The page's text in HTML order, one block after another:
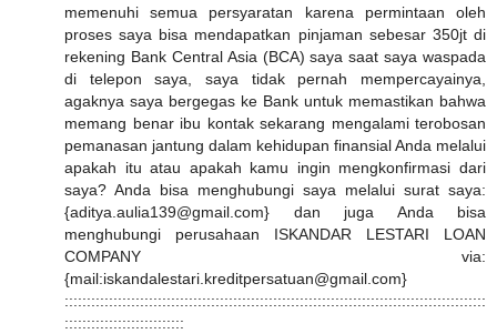
memenuhi semua persyaratan karena permintaan oleh
proses saya bisa mendapatkan pinjaman sebesar 350jt di
rekening Bank Central Asia (BCA) saya saat saya waspada
di telepon saya, saya tidak pernah mempercayainya,
agaknya saya bergegas ke Bank untuk memastikan bahwa
memang benar ibu kontak sekarang mengalami terobosan
pemanasan jantung dalam kehidupan finansial Anda melalui
apakah itu atau apakah kamu ingin mengkonfirmasi dari
saya? Anda bisa menghubungi saya melalui surat saya:
{aditya.aulia139@gmail.com} dan juga Anda bisa
menghubungi perusahaan ISKANDAR LESTARI LOAN
COMPANY via:
{mail:iskandalestari.kreditpersatuan@gmail.com}
:::::::::::::::::::::::::::::::::::::::::::::::::::::::::::::::::::::::::::::::::::::::::::::::
:::::::::::::::::::::::::::